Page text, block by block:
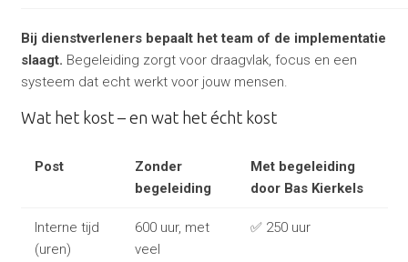
Bij dienstverleners bepaalt het team of de implementatie
slaagt. Begeleiding zorgt voor draagvlak, focus en een
systeem dat echt werkt voor jouw mensen.
Wat het kost – en wat het écht kost
Post
Zonder
begeleiding
Met begeleiding
door Bas Kierkels
Interne tijd
(uren)
600 uur, met
veel
✅ 250 uur